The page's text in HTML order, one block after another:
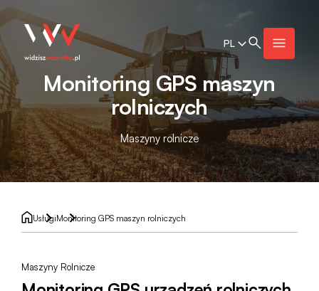
PL
Monitoring GPS maszyn
rolniczych
Maszyny rolnicze
UsługiMonitoring GPS maszyn rolniczych
Maszyny Rolnicze